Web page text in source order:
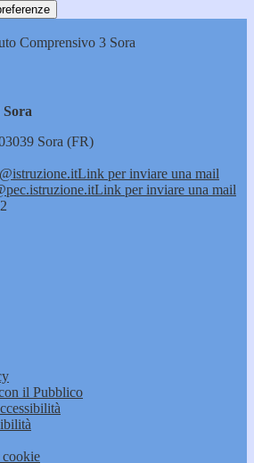
Comprensivo 3 Sora
Sora (FR)
Link per inviare una mail
Link per inviare una mail
il Pubblico
cookie